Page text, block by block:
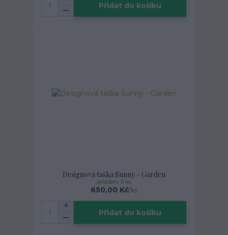
Přidat do košíku
Designová taška Sunny - Garden
650,00 Kč/ks
skladem 5 ks
Přidat do košíku